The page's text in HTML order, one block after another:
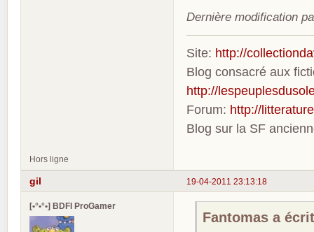
Dernière modification
Site: http://
Blog consacré aux
http://
Forum: http://
Blog sur la SF
Hors ligne
19-04-2011 23:13:18
gil
[•°•°•] BDFI ProGamer
Fantomas a